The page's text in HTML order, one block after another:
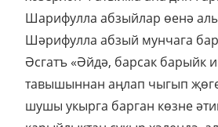
Шарифулла абзыйлар өенә
Шәрифулла абзый мунчага
Әсгатъ «Әйдә, барсак барыйк
тавышыннан аңлап чыгып
шушы укырга барган көзне